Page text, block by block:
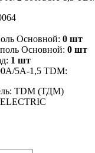
Основной: 0 шт
Основной: 0 шт
1 шт
5А-1,5 TDM:
TDM (ТДМ)